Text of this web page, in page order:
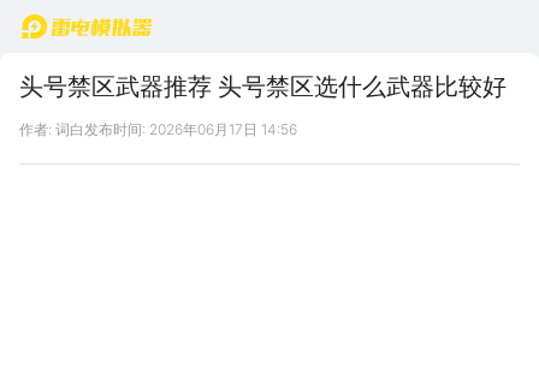
首页
头号禁区武器推荐 头号禁区选什么武器比较好
作者: 词白发布时间: 2026年06月17日 14:56